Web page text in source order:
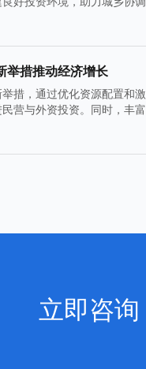
举措推动经济增长
措，通过优化资源配置和
营与外资投资。同时，丰
立即咨